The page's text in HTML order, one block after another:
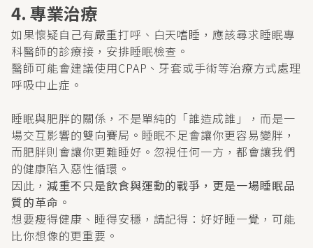
4. 專業治療
如果懷疑自己有嚴重打呼、白天嗜睡，應該尋求睡眠專
科醫師的診療接，安排睡眠檢查。
醫師可能會建議使用CPAP、牙套或手術等治療方式處理
呼吸中止症。
睡眠與肥胖的關係，不是單純的「誰造成誰」，而是一
場交互影響的雙向賽局。睡眠不足會讓你更容易變胖，
而肥胖則會讓你更難睡好。忽視任何一方，都會讓我們
的健康陷入惡性循環。
因此， 減重不只是飲食與運動的戰爭，更是一場睡眠品
質的革命 。
想要瘦得健康、睡得安穩，請記得：好好睡一覺，可能
比你想像的更重要。